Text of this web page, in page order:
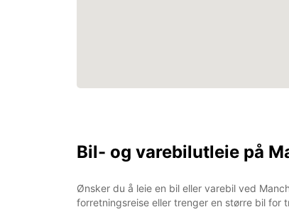
Bil- og varebilutleie på
Ønsker du å leie en bil eller varebil ved
forretningsreise eller trenger en større bil